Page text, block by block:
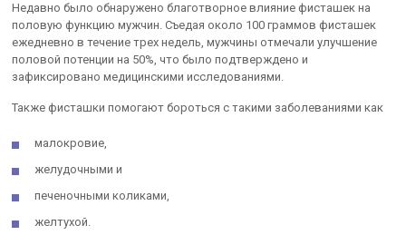
Недавно было обнаружено благотворное влияние фисташек на
половую функцию мужчин. Съедая около 100 граммов фисташек
ежедневно в течение трех недель, мужчины отмечали улучшение
половой потенции на 50%, что было подтверждено и
зафиксировано медицинскими исследованиями.
Также фисташки помогают бороться с такими заболеваниями как
малокровие,
желудочными и
печеночными коликами,
желтухой.